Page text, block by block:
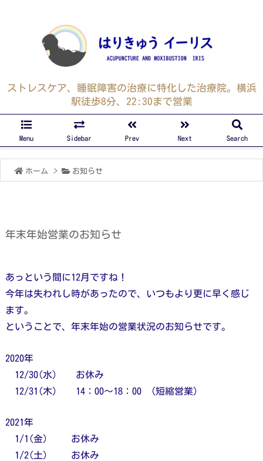
ストレスケア、睡眠障害の治療に特化した治療院。横浜
駅徒歩8分、22:30まで営業
Menu Sidebar Prev Next Search
ホーム > お知らせ
年末年始営業のお知らせ
あっという間に12月ですね！
今年は失われし時があったので、いつもより更に早く感じ
ます。
ということで、年末年始の営業状況のお知らせです。
2020年
12/30(水) お休み
12/31(木) 14：00～18：00 (短縮営業)
2021年
1/1(金） お休み
1/2(土） お休み